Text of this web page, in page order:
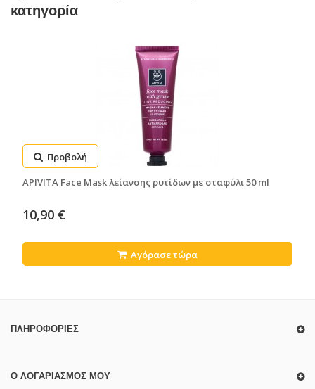
κατηγορία
Προβολή
APIVITA Face Mask λείανσης ρυτίδων με σταφύλι 50 ml
10,90 €
Αγόρασε τώρα
ΠΛΗΡΟΦΟΡΊΕΣ
Ο ΛΟΓΑΡΙΑΣΜΌΣ ΜΟΥ